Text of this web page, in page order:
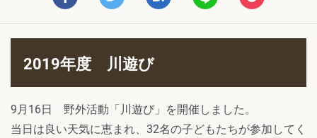
2019年度 川遊び
9月16日 野外活動「川遊び」を開催しました。
当日は良い天気に恵まれ、32名の子どもたちが参加してく